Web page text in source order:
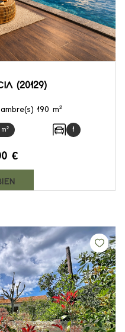
(20129)
Villa 5 pièce(s) 3 chambre(s) 190 m²
1
€